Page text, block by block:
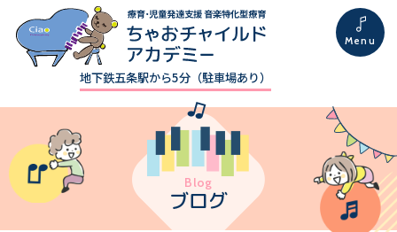
地下鉄五条駅から5分（駐車場あり）
Blog
ブログ